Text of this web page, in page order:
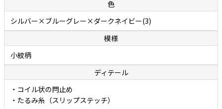
色
シルバー×ブルーグレー×ダークネイビー(3)
模様
小紋柄
ディテール
・コイル状の閂止め
・たるみ糸（スリップステッチ）